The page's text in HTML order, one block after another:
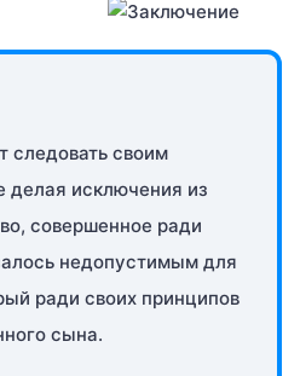
следовать своим
делая исключения из
совершенное ради
недопустимым для
ради своих принципов
сына.